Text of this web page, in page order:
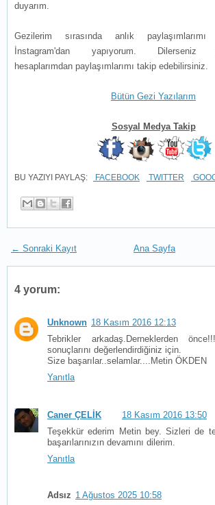
duyarım.
Gezilerim sırasında anlık
İnstagram'dan yapıyorum.
hesaplarımdan paylaşımlarımı takip edebilirsiniz.
Bütün Gezi Yazılarım
Sosyal Medya Takip
BU YAZIYI PAYLAŞ: FACEBOOK TWITTER
← Sonraki Kayıt Ana Sayfa
4 yorum:
Unknown 18 Kasım 2016 12:13
Tebrikler arkadaş.Derneklerden
sonuçlarını değerlendirdiğiniz için.
Size başarılar..selamlar....Metin ÖKDEN
Yanıtla
Caner ÇELİK
18 Kasım 2016 13:50
Teşekkür ederim Metin bey. Sizleri de
başarılarınızın devamını dilerim.
Yanıtla
Adsız 1 Ağustos 2025 10:58